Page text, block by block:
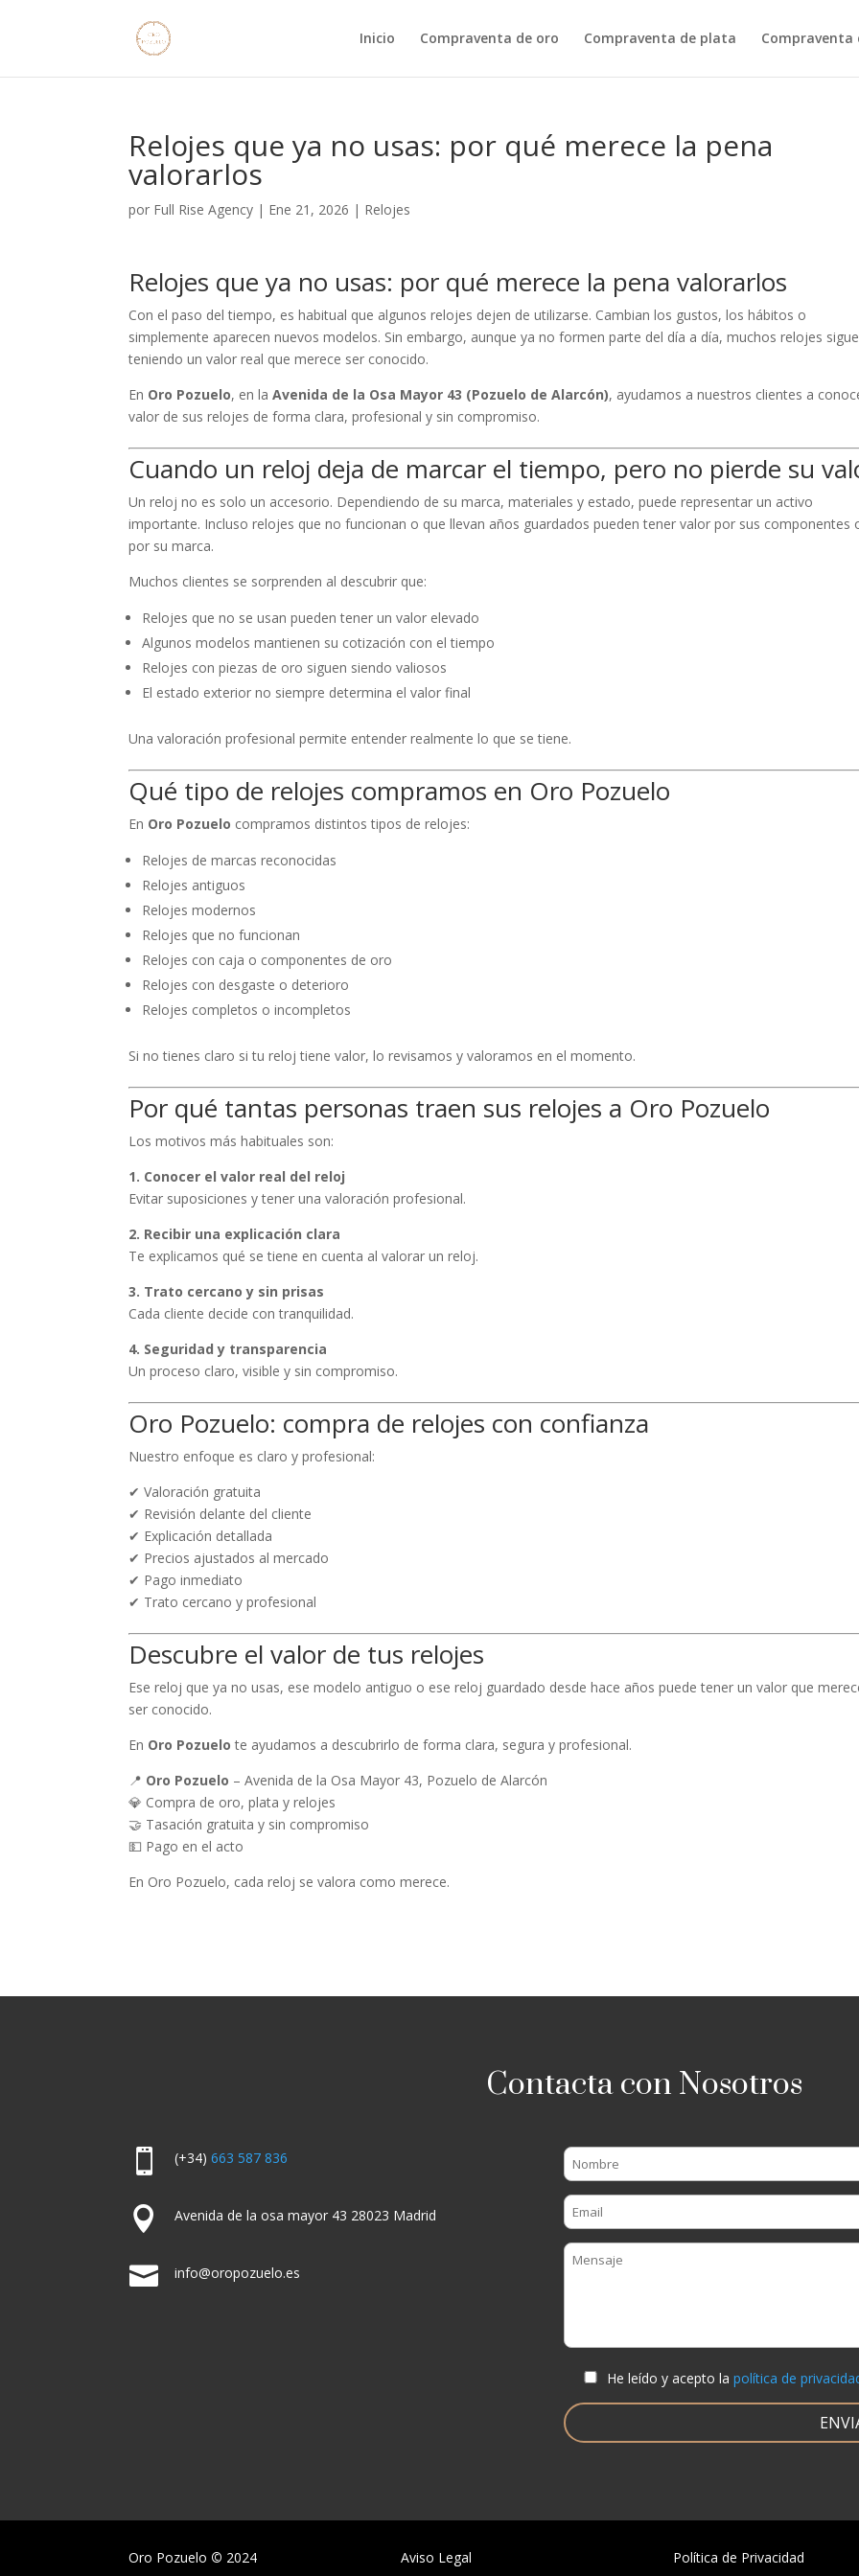
Inicio Compraventa de oro Compraventa de plata Compraventa
Relojes que ya no usas: por qué merece la pena
valorarlos
por Full Rise Agency | Ene 21, 2026 | Relojes
Relojes que ya no usas: por qué merece la pena valorarlos
Con el paso del tiempo, es habitual que algunos relojes dejen de utilizarse. Cambian los gustos, los hábitos o
simplemente aparecen nuevos modelos. Sin embargo, aunque ya no formen parte del día a día, muchos relojes
teniendo un valor real que merece ser conocido.
En Oro Pozuelo, en laAvenida de la Osa Mayor 43 (Pozuelo de Alarcón), ayudamos a nuestros clientes a
valor de sus relojes de forma clara, profesional y sin compromiso.
Cuando un reloj deja de marcar el tiempo, pero no pierde su
Un reloj no es solo un accesorio. Dependiendo de su marca, materiales y estado, puede representar un activo
importante. Incluso relojes que no funcionan o que llevan años guardados pueden tener valor por sus componentes
por su marca.
Muchos clientes se sorprenden al descubrir que:
Relojes que no se usan pueden tener un valor elevado
Algunos modelos mantienen su cotización con el tiempo
Relojes con piezas de oro siguen siendo valiosos
El estado exterior no siempre determina el valor final
Una valoración profesional permite entender realmente lo que se tiene.
Qué tipo de relojes compramos en Oro Pozuelo
En Oro Pozuelo compramos distintos tipos de relojes:
Relojes de marcas reconocidas
Relojes antiguos
Relojes modernos
Relojes que no funcionan
Relojes con caja o componentes de oro
Relojes con desgaste o deterioro
Relojes completos o incompletos
Si no tienes claro si tu reloj tiene valor, lo revisamos y valoramos en el momento.
Por qué tantas personas traen sus relojes a Oro Pozuelo
Los motivos más habituales son:
1. Conocer el valor real del reloj
Evitar suposiciones y tener una valoración profesional.
2. Recibir una explicación clara
Te explicamos qué se tiene en cuenta al valorar un reloj.
3. Trato cercano y sin prisas
Cada cliente decide con tranquilidad.
4. Seguridad y transparencia
Un proceso claro, visible y sin compromiso.
Oro Pozuelo: compra de relojes con confianza
Nuestro enfoque es claro y profesional:
✔ Valoración gratuita
✔ Revisión delante del cliente
✔ Explicación detallada
✔ Precios ajustados al mercado
✔ Pago inmediato
✔ Trato cercano y profesional
Descubre el valor de tus relojes
Ese reloj que ya no usas, ese modelo antiguo o ese reloj guardado desde hace años puede tener un valor que
ser conocido.
En Oro Pozuelo te ayudamos a descubrirlo de forma clara, segura y profesional.
📍 Oro Pozuelo – Avenida de la Osa Mayor 43, Pozuelo de Alarcón
💎 Compra de oro, plata y relojes
🤝 Tasación gratuita y sin compromiso
💵 Pago en el acto
En Oro Pozuelo, cada reloj se valora como merece.
Contacta con Nosotros
 (+34) 663 587 836
 Avenida de la osa mayor 43 28023 Madrid
 info@oropozuelo.es
He leído y acepto lapolítica de
Oro Pozuelo © 2024 Aviso Legal Política de Privacidad